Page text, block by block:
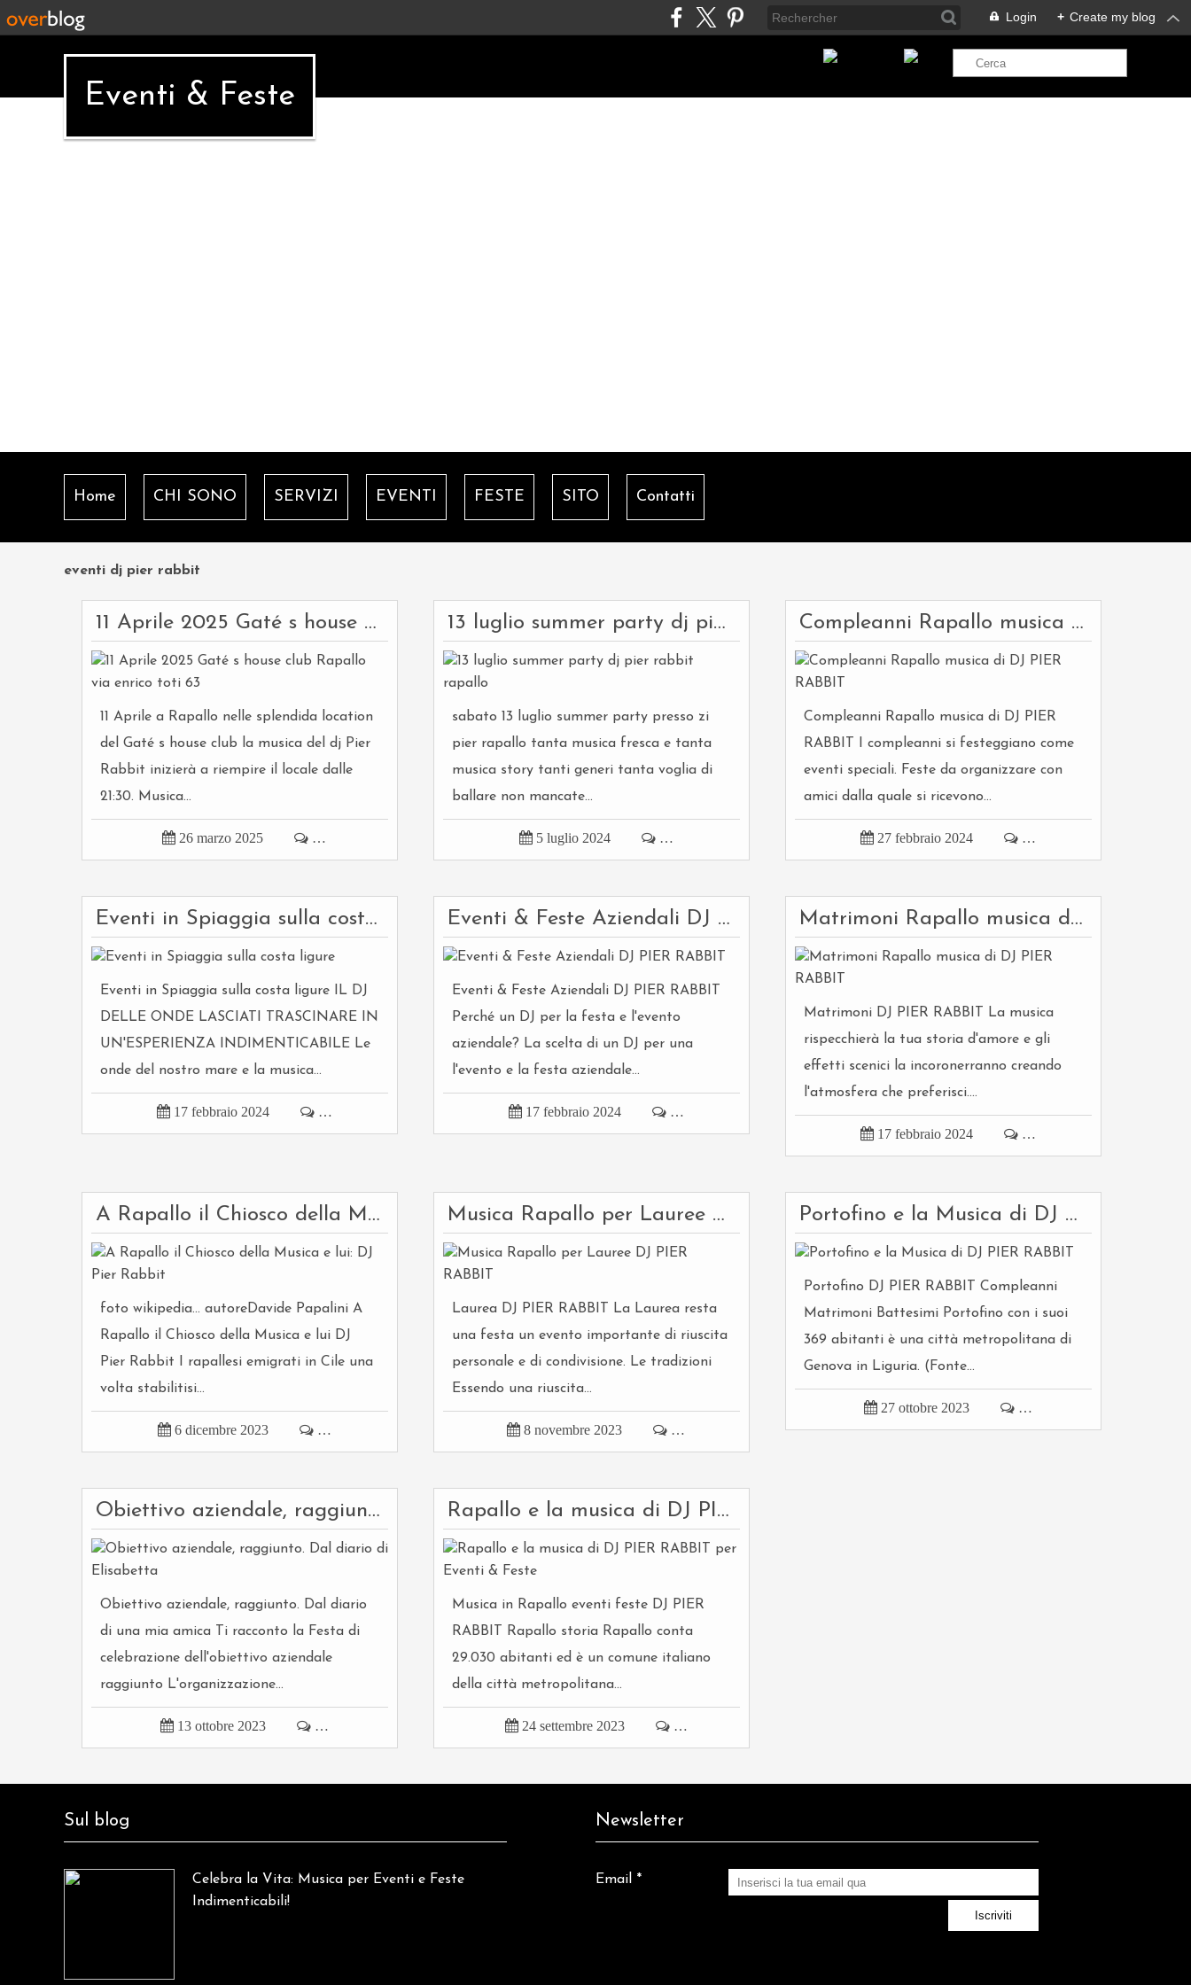
Login + Create my blog
Eventi & Feste
Home CHI SONO SERVIZI EVENTI FESTE SITO Contatti
eventi dj pier rabbit
11 Aprile 2025 Gaté s house club Rapallo via enrico toti 63
11 Aprile a Rapallo nelle splendida location
del Gaté s house club la musica del dj Pier
Rabbit inizierà a riempire il locale dalle
21:30. Musica...
 26 marzo 2025  …
13 luglio summer party dj pier rabbit rapallo
sabato 13 luglio summer party presso zi
pier rapallo tanta musica fresca e tanta
musica story tanti generi tanta voglia di
ballare non mancate...
 5 luglio 2024  …
Compleanni Rapallo musica di DJ PIER RABBIT
Compleanni Rapallo musica di DJ PIER
RABBIT I compleanni si festeggiano come
eventi speciali. Feste da organizzare con
amici dalla quale si ricevono...
 27 febbraio 2024  …
Eventi in Spiaggia sulla costa ligure
Eventi in Spiaggia sulla costa ligure IL DJ
DELLE ONDE LASCIATI TRASCINARE IN
UN'ESPERIENZA INDIMENTICABILE Le
onde del nostro mare e la musica...
 17 febbraio 2024  …
Eventi & Feste Aziendali DJ PIER RABBIT
Eventi & Feste Aziendali DJ PIER RABBIT
Perché un DJ per la festa e l'evento
aziendale? La scelta di un DJ per una
l'evento e la festa aziendale...
 17 febbraio 2024  …
Matrimoni Rapallo musica di DJ PIER RABBIT
Matrimoni DJ PIER RABBIT La musica
rispecchierà la tua storia d'amore e gli
effetti scenici la incoronerranno creando
l'atmosfera che preferisci....
 17 febbraio 2024  …
A Rapallo il Chiosco della Musica e lui: DJ Pier Rabbit
foto wikipedia... autoreDavide Papalini A
Rapallo il Chiosco della Musica e lui DJ
Pier Rabbit I rapallesi emigrati in Cile una
volta stabilitisi...
 6 dicembre 2023  …
Musica Rapallo per Lauree DJ PIER RABBIT
Laurea DJ PIER RABBIT La Laurea resta
una festa un evento importante di riuscita
personale e di condivisione. Le tradizioni
Essendo una riuscita...
 8 novembre 2023  …
Portofino e la Musica di DJ PIER RABBIT
Portofino DJ PIER RABBIT Compleanni
Matrimoni Battesimi Portofino con i suoi
369 abitanti è una città metropolitana di
Genova in Liguria. (Fonte...
 27 ottobre 2023  …
Obiettivo aziendale, raggiunto. Dal diario di Elisabetta
Obiettivo aziendale, raggiunto. Dal diario
di una mia amica Ti racconto la Festa di
celebrazione dell'obiettivo aziendale
raggiunto L'organizzazione...
 13 ottobre 2023  …
Rapallo e la musica di DJ PIER RABBIT per Eventi & Feste
Musica in Rapallo eventi feste DJ PIER
RABBIT Rapallo storia Rapallo conta
29.030 abitanti ed è un comune italiano
della città metropolitana...
 24 settembre 2023  …
Sul blog
Celebra la Vita: Musica per Eventi e Feste
Indimenticabili!
Newsletter
Email